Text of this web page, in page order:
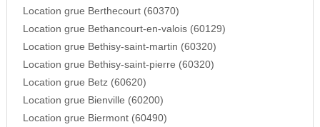
Location grue Berthecourt (60370)
Location grue Bethancourt-en-valois (60129)
Location grue Bethisy-saint-martin (60320)
Location grue Bethisy-saint-pierre (60320)
Location grue Betz (60620)
Location grue Bienville (60200)
Location grue Biermont (60490)